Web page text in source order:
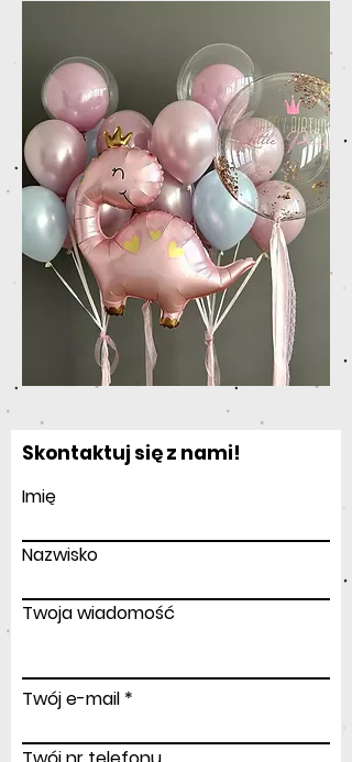
Skontaktuj się z nami!
Imię
Nazwisko
Twoja wiadomość
Twój e-mail